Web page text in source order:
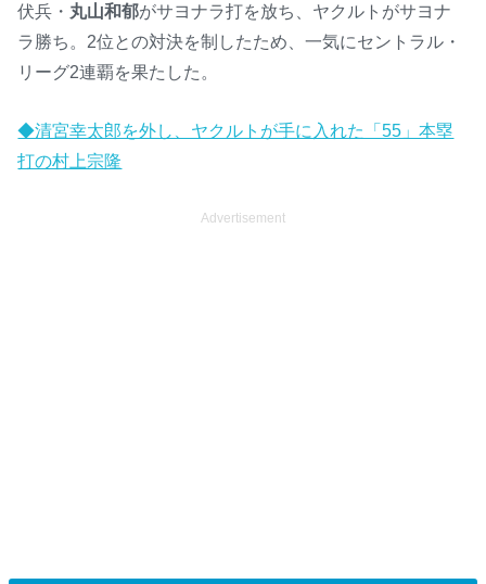
伏兵・ 丸山和郁がサヨナラ打を放ち、ヤクルトがサヨナ
ラ勝ち。2位との対決を制したため、一気にセントラル・
リーグ2連覇を果たした。
◆清宮幸太郎を外し、ヤクルトが手に入れた「55」本塁
打の村上宗隆
Advertisement